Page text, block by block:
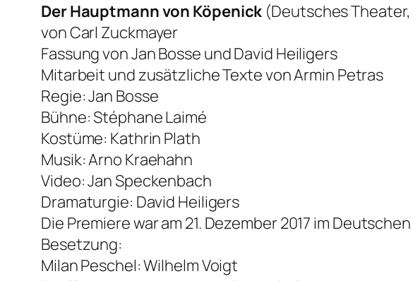
Der Hauptmann von Köpenick (Deutsches Theater,
von Carl Zuckmayer
Fassung von Jan Bosse und David Heiligers
Mitarbeit und zusätzliche Texte von Armin Petras
Regie: Jan Bosse
Bühne: Stéphane Laimé
Kostüme: Kathrin Plath
Musik: Arno Kraehahn
Video: Jan Speckenbach
Dramaturgie: David Heiligers
Die Premiere war am 21. Dezember 2017 im
Besetzung:
Milan Peschel: Wilhelm Voigt